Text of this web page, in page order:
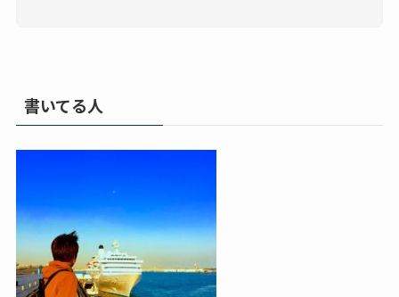
書いてる人